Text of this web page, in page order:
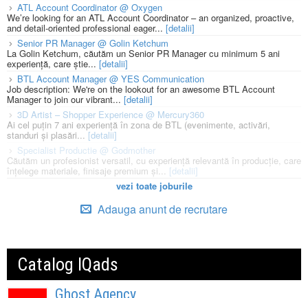
ATL Account Coordinator @ Oxygen
We’re looking for an ATL Account Coordinator – an organized, proactive,
and detail-oriented professional eager... [detalii]
Senior PR Manager @ Golin Ketchum
La Golin Ketchum, căutăm un Senior PR Manager cu minimum 5 ani
experiență, care știe... [detalii]
BTL Account Manager @ YES Communication
Job description: We're on the lookout for an awesome BTL Account
Manager to join our vibrant... [detalii]
3D Artist – Shopper Experience @ Mercury360
Ai cel puțin 7 ani experiență în zona de BTL (evenimente, activări,
standuri și plasări... [detalii]
Specialist Productie @ Godmother
Căutăm un profesionist versatil, cu experiență relevantă în producție, care
înțelege materiale, finisaje premium și... [detalii]
vezi toate joburile
Adauga anunt de recrutare
Catalog IQads
Ghost Agency